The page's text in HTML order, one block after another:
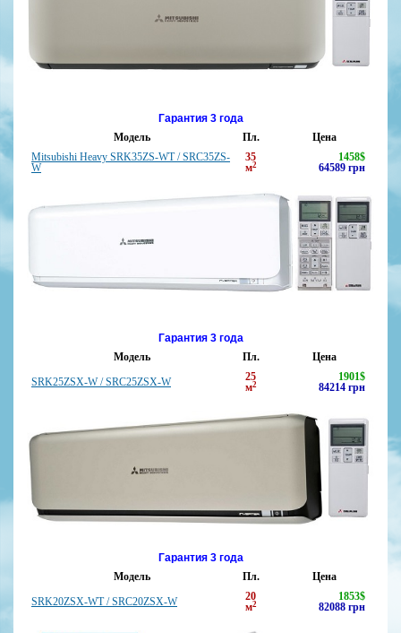
Гарантия 3 года
Модель
Пл.
Цена
Mitsubishi Heavy SRK35ZS-WT / SRC35ZS-
W
35
м2
1458$
64589 грн
Гарантия 3 года
Модель
Пл.
Цена
SRK25ZSX-W / SRC25ZSX-W
25
м2
1901$
84214 грн
Гарантия 3 года
Модель
Пл.
Цена
SRK20ZSX-WT / SRC20ZSX-W
20
м2
1853$
82088 грн